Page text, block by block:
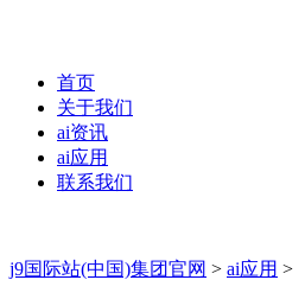
首页
关于我们
ai资讯
ai应用
联系我们
j9国际站(中国)集团官网 > ai应用 >